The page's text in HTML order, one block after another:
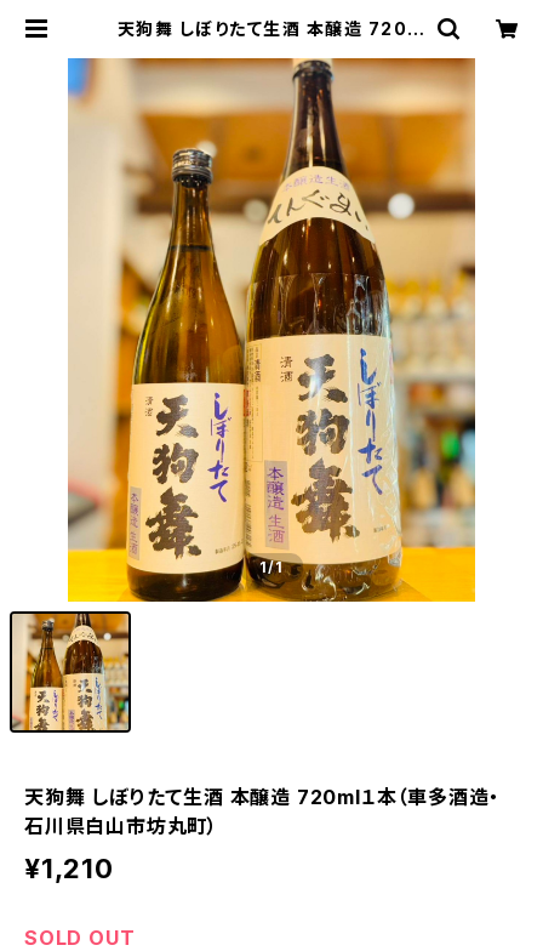
天狗舞 しぼりたて生酒 本醸造 720m
町） | 【BASE公式】福原酒店｜創業1
928年・広島の日本酒・限定酒を全国
通販
1/1
天狗舞 しぼりたて生酒 本醸造 720ml１本（車多酒造・
石川県白山市坊丸町）
¥1,210
SOLD OUT